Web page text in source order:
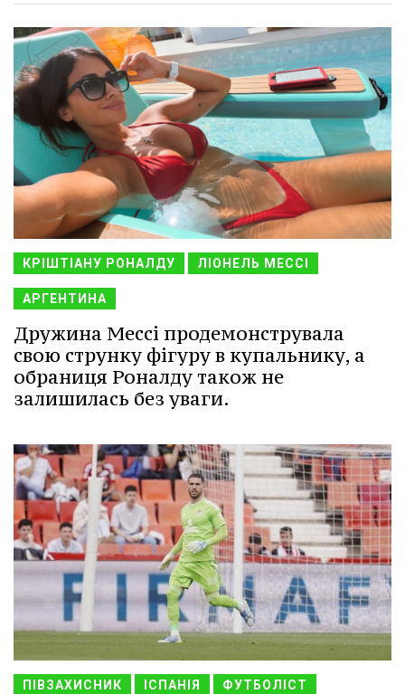
КРІШТІАНУ РОНАЛДУ ЛІОНЕЛЬ МЕССІ
АРГЕНТИНА
Дружина Мессі продемонструвала
свою струнку фігуру в купальнику, а
обраниця Роналду також не
залишилась без уваги.
ПІВЗАХИСНИК ІСПАНІЯ ФУТБОЛІСТ